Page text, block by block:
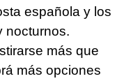
española y los
nocturnos.
más que
más opciones